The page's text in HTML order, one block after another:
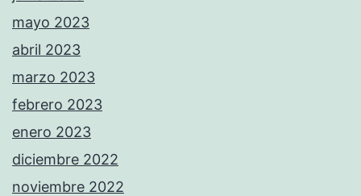
mayo 2023
abril 2023
marzo 2023
febrero 2023
enero 2023
diciembre 2022
noviembre 2022